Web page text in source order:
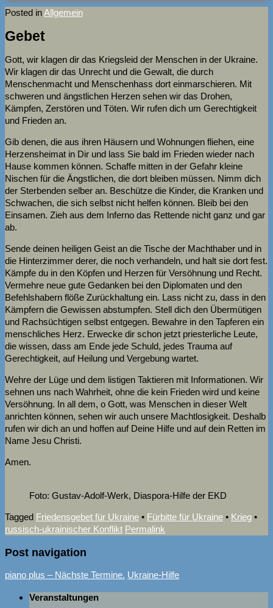
Posted inAllgemein
Gebet
Gott, wir klagen dir das Kriegsleid der Menschen in der Ukraine.
Wir klagen dir das Unrecht und die Gewalt, die durch
Menschenmacht und Menschenhass dort einmarschieren. Mit
schweren und ängstlichen Herzen sehen wir das Drohen,
Kämpfen, Zerstören und Töten. Wir rufen dich um Gerechtigkeit
und Frieden an.
Gib denen, die aus ihren Häusern und Wohnungen fliehen, eine
Herzensheimat in Dir und lass Sie bald im Frieden wieder nach
Hause kommen können. Schaffe mitten in der Gefahr kleine
Nischen für die Ängstlichen, die dort bleiben müssen. Nimm dich
der Sterbenden selber an. Beschütze die Kinder, die Kranken und
Schwachen, die sich selbst nicht helfen können. Bleib bei den
Einsamen. Zieh aus dem Inferno das Rettende nicht ganz und gar
ab.
Sende deinen heiligen Geist an die Tische der Machthaber und in
die Hinterzimmer derer, die noch verhandeln, und halt sie dort fest.
Kämpfe du in den Köpfen und Herzen für Versöhnung und Recht.
Vermehre neue gute Gedanken bei den Diplomaten und den
Befehlshabern flöße Zurückhaltung ein. Lass nicht zu, dass in den
Kämpfern die Gewissen abstumpfen. Stell dich den Übermütigen
und Rachsüchtigen selbst entgegen. Bewahre in den Tapferen ein
menschliches Herz. Erwecke dir schon jetzt priesterliche Leute,
die wissen, dass am Ende jede Schuld, jedes Trauma auf
Gerechtigkeit, auf Heilung und Vergebung wartet.
Wehre der Lüge und dem listigen Taktieren mit Informationen. Wir
sehnen uns nach Wahrheit, ohne die kein Frieden wird und keine
Versöhnung. In all dem, o Gott, was Menschen in dieser Welt
anrichten können, sehen wir auch unsere Machtlosigkeit. Deshalb
rufen wir dich an und hoffen auf Deine Hilfe und auf dein Retten im
Name Jesu Christi.
Amen.
Foto: Gustav-Adolf-Werk, Diaspora-Hilfe der EKD
Tagged Friedensgebet für Ukraine • Fürbitte für Ukraine • Krieg •
russisch-ukrainischer Konflikt Permalink
Post navigation
piano plus – Nächste Termine. Ukraine-Hilfe
Veranstaltungen